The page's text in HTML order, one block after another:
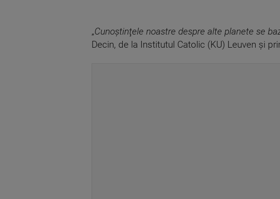
„Cunoştinţele noastre despre alte planete se
Decin, de la Institutul Catolic (KU) Leuven şi